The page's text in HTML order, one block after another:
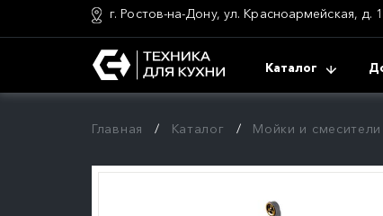
г. Ростов-на-Дону, ул. Красноармейская, д.
Каталог
Главная Каталог Мойки и смесители